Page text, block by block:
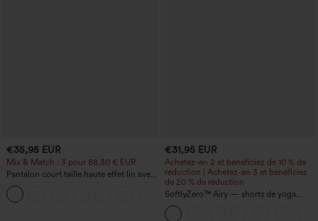
€35,95 EUR
Mix & Match : 3 pour 88,30 € EUR
Pantalon court taille haute effet lin avec
poche zippée
+7
€31,95 EUR
Achetez-en 2 et bénéficiez de 10 % de
réduction | Achetez-en 3 et bénéficiez
de 20 % de réduction
SoftlyZero™ Airy — shorts de yoga
super taille haute 2-en-1 InstantCool
avec poches